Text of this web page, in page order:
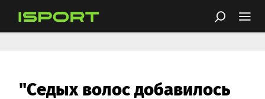
"Седых волос добавилось